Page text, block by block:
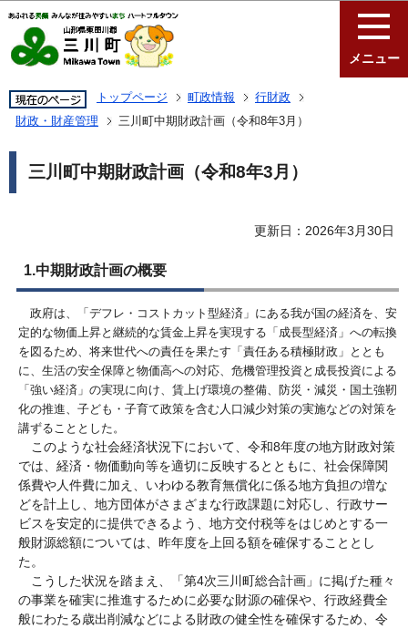
メニュー
トップページ 町政情報
行財政
財政・財産管理
三川町中期財政計画（令和8年3月）
三川町中期財政計画（令和8年3月）
更新日：2026年3月30日
1.中期財政計画の概要
政府は、「デフレ・コストカット型経済」にある我が国の経済を、安
定的な物価上昇と継続的な賃金上昇を実現する「成長型経済」への転換
を図るため、将来世代への責任を果たす「責任ある積極財政」ととも
に、生活の安全保障と物価高への対応、危機管理投資と成長投資による
「強い経済」の実現に向け、賃上げ環境の整備、防災・減災・国土強靭
化の推進、子ども・子育て政策を含む人口減少対策の実施などの対策を
講ずることとした。
このような社会経済状況下において、令和8年度の地方財政対策
では、経済・物価動向等を適切に反映するとともに、社会保障関
係費や人件費に加え、いわゆる教育無償化に係る地方負担の増な
どを計上し、地方団体がさまざまな行政課題に対応し、行政サー
ビスを安定的に提供できるよう、地方交付税等をはじめとする一
般財源総額については、昨年度を上回る額を確保することとし
た。
こうした状況を踏まえ、「第4次三川町総合計画」に掲げた種々
の事業を確実に推進するために必要な財源の確保や、行政経費全
般にわたる歳出削減などによる財政の健全性を確保するため、令